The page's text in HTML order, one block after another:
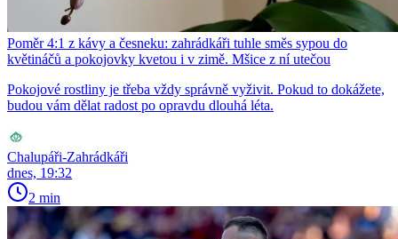
Poměr 4:1 z kávy a česneku: zahrádkáři tuhle směs sypou do
květináčů a pokojovky kvetou i v zimě. Mšice z ní utečou
Pokojové rostliny je třeba vždy správně vyživit. Pokud to dokážete,
budou vám dělat radost po opravdu dlouhá léta.
Chalupáři-Zahrádkáři
dnes, 19:32
2 min